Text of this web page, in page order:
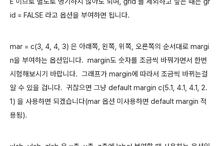
id = FALSE 라고 옵션을 부여하면 됩니다.
mar = c(3, 4, 4, 3) 은 아래쪽, 왼쪽, 위쪽, 오른쪽의 순서대로 margi
n을 부여하는 옵션입니다. margin도 숫자를 조금씩 바꿔가면서 한번
시험해보시기 바랍니다. 그래프가 margin에 따라서 조금씩 바뀌는걸
알 수 있을 겁니다. 귀찮으면 그냥 default margin c(5.1, 4.1, 4.1, 2.
1) 을 사용하면 되겠습니다(mar 옵션 미사용하면 default margin 적
용됨).